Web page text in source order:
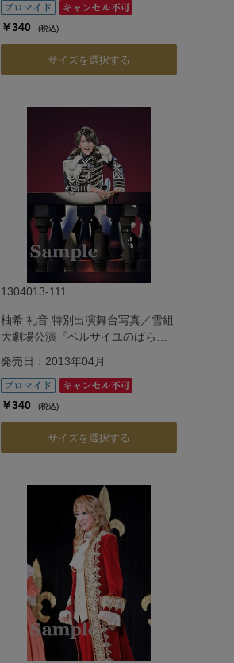
￥340 (税込)
サイズを選択する
1304013-111
柚希 礼音 特別出演舞台写真／雪組
大劇場公演『ベルサイユのばら』
―フェルゼン編―
発売日：2013年04月
￥340 (税込)
サイズを選択する